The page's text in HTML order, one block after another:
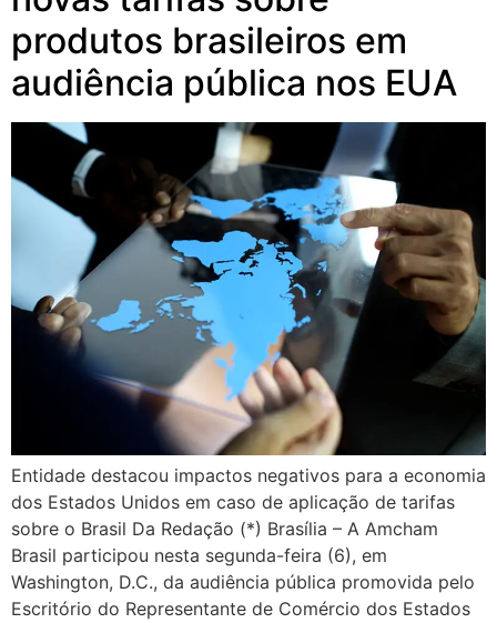
produtos brasileiros em
audiência pública nos EUA
Entidade destacou impactos negativos para a economia
dos Estados Unidos em caso de aplicação de tarifas
sobre o Brasil Da Redação (*) Brasília – A Amcham
Brasil participou nesta segunda-feira (6), em
Washington, D.C., da audiência pública promovida pelo
Escritório do Representante de Comércio dos Estados